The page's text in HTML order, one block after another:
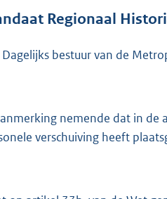
Regionaal
bestuur van de
nemende dat in de
verschuiving heeft